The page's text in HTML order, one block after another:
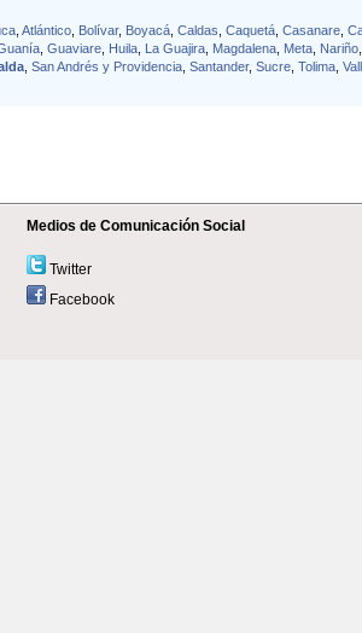
Atlántico Bolívar, Boyacá Caldas Caquetá Casanare
Guaviare Huila La Guajira Magdalena Meta Nariño
San Andrés y Providencia Santander, Sucre Tolima
Medios de Comunicación Social
Twitter
Facebook